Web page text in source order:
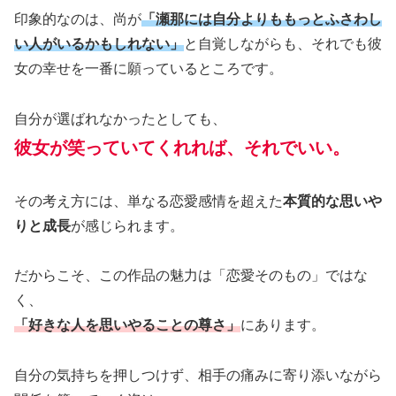
印象的なのは、尚が「瀬那には自分よりももっとふさわし
い人がいるかもしれない」と自覚しながらも、それでも彼
女の幸せを一番に願っているところです。
自分が選ばれなかったとしても、
彼女が笑っていてくれれば、それでいい。
その考え方には、単なる恋愛感情を超えた本質的な思いや
りと成長が感じられます。
だからこそ、この作品の魅力は「恋愛そのもの」ではな
く、
「好きな人を思いやることの尊さ」にあります。
自分の気持ちを押しつけず、相手の痛みに寄り添いながら